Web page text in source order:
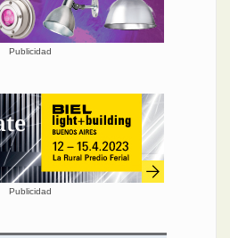
Publicidad
Publicidad